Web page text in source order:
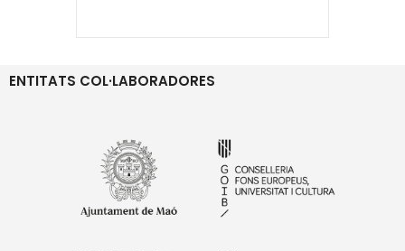
ENTITATS COL·LABORADORES